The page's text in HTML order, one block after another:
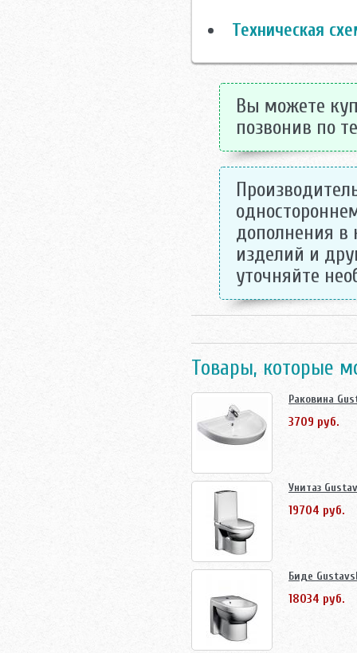
Техническая
Вы можете
позвонив по
дополнения
изделий и
уточняйте
Товары, которые
Раковина
3709 руб.
Унитаз
19704 руб.
Биде
18034 руб.